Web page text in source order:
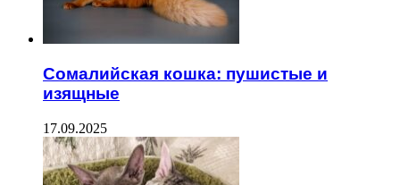
Сомалийская кошка: пушистые и
изящные
17.09.2025